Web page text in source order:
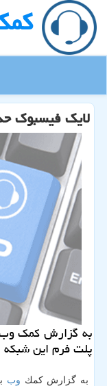
لایك فیسبوك
به گزارش كمك
پلت فرم این شبكه
به گزارش كمك وب